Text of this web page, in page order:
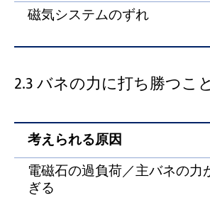
磁気システムのずれ
2.3 バネの力に打ち勝つこ
考えられる原因
電磁石の過負荷／主バネの力
ぎる